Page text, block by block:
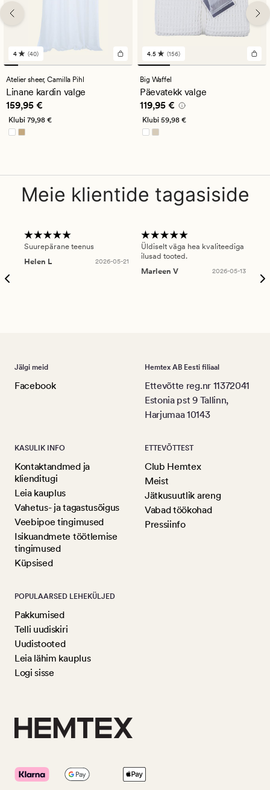
40
arvustust
keskmise
hinnanguga
4
4 (40)
Atelier sheer,Camilla Pihl
Linane kardin valge
Pris_ee 159,95 €
159,95 €
Klubi 79,98 €
156
arvustust
keskmise
hinnanguga
4.5
4.5 (156)
Big Waffel
Päevatekk valge
Pris_ee 119,95 €
119,95 €
Klubi 59,98 €
Meie klientide tagasiside
Suurepärane teenus
Helen L
2026-05-21
Üldiselt väga hea kvaliteediga
ilusad tooted.
Marleen V
2026-05-13
Jälgi meid
Facebook
Hemtex AB Eesti filiaal
Ettevõtte reg.nr 11372041
Estonia pst 9 Tallinn,
Harjumaa 10143
KASULIK INFO
Kontaktandmed ja
klienditugi
Leia kauplus
Vahetus- ja tagastusõigus
Veebipoe tingimused
Isikuandmete töötlemise
tingimused
Küpsised
ETTEVÕTTEST
Club Hemtex
Meist
Jätkusuutlik areng
Vabad töökohad
Pressiinfo
POPULAARSED LEHEKÜLJED
Pakkumised
Telli uudiskiri
Uudistooted
Leia lähim kauplus
Logi sisse